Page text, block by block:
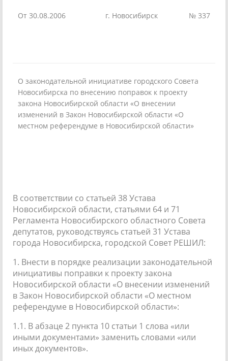
От 30.08.2006 г. Новосибирск № 337
О законодательной инициативе городского Совета
Новосибирска по внесению поправок к проекту
закона Новосибирской области «О внесении
изменений в Закон Новосибирской области «О
местном референдуме в Новосибирской области»
В соответствии со статьей 38 Устава
Новосибирской области, статьями 64 и 71
Регламента Новосибирского областного Совета
депутатов, руководствуясь статьей 31 Устава
города Новосибирска, городской Совет РЕШИЛ:
1. Внести в порядке реализации законодательной
инициативы поправки к проекту закона
Новосибирской области «О внесении изменений
в Закон Новосибирской области «О местном
референдуме в Новосибирской области»:
1.1. В абзаце 2 пункта 10 статьи 1 слова «или
иными документами» заменить словами «или
иных документов».